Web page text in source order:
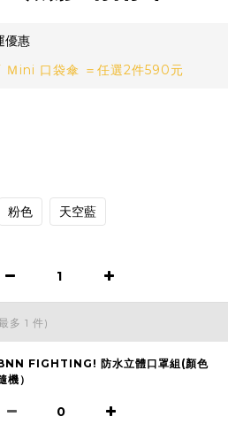
優惠
Ｍini 口袋傘 ＝任選2件590元
粉色 天空藍
多 1 件)
FIGHTING! 防水立體口罩組(顏色
機）